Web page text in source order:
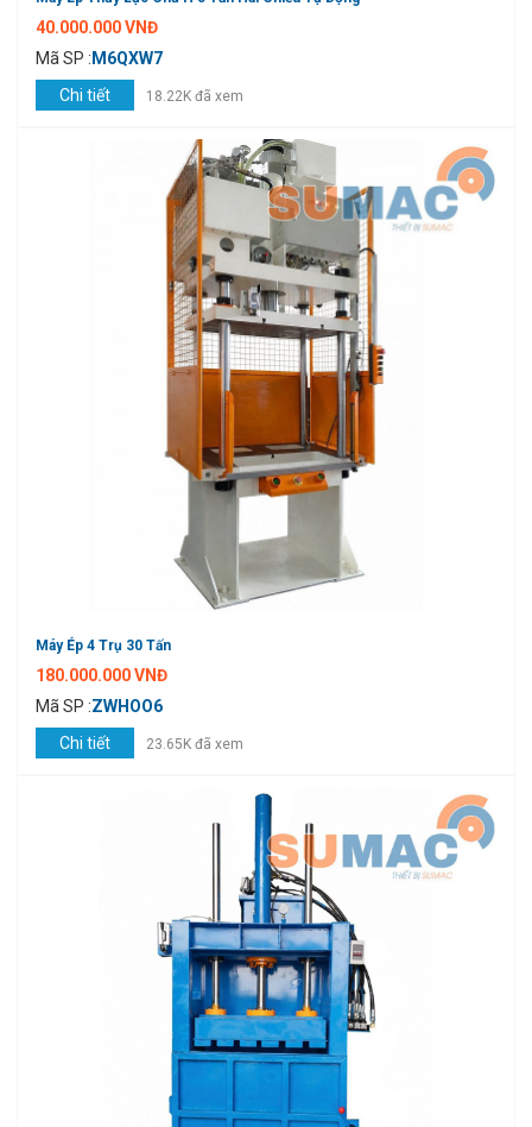
40.000.000 VNĐ
Mã SP : M6QXW7
Chi tiết
18.22K đã xem
Máy Ép 4 Trụ 30 Tấn
180.000.000 VNĐ
Mã SP :ZWHOO6
Chi tiết
23.65K đã xem